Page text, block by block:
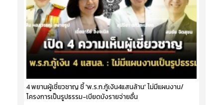
4 พยานผู้เชี่ยวชาญ ชี้ 'พ.ร.ก.กู้เงิน4แสนล้าน' ไม่มีแผนงาน/
โครงการเป็นรูปธรรม-เบียดบังรายจ่ายอื่น